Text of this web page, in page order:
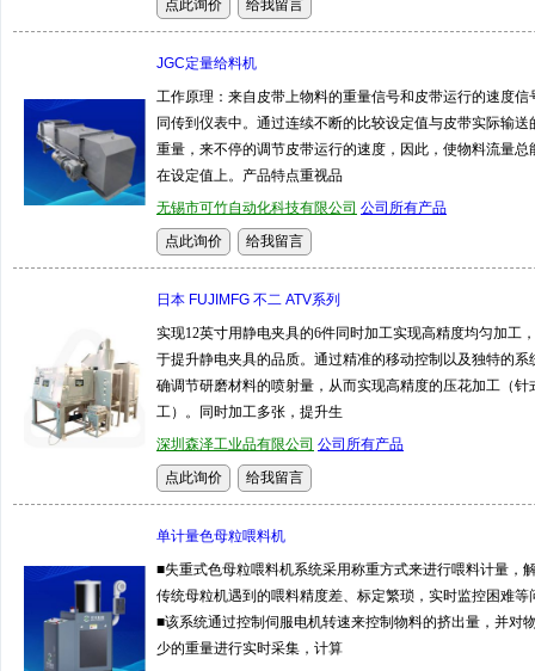
JGC定量给料机
工作原理：来自皮带上物料的重量信号和皮带运行的速度信
同传到仪表中。通过连续不断的比较设定值与皮带实际输送
重量，来不停的调节皮带运行的速度，因此，使物料流量总
在设定值上。产品特点重视品
无锡市可竹自动化科技有限公司 公司所有产品
日本 FUJIMFG 不二 ATV系列
实现12英寸用静电夹具的6件同时加工实现高精度均匀加工
于提升静电夹具的品质。通过精准的移动控制以及独特的系
确调节研磨材料的喷射量，从而实现高精度的压花加工（针
工）。同时加工多张，提升生
深圳森泽工业品有限公司 公司所有产品
单计量色母粒喂料机
■失重式色母粒喂料机系统采用称重方式来进行喂料计量，
传统母粒机遇到的喂料精度差、标定繁琐，实时监控困难等
■该系统通过控制伺服电机转速来控制物料的挤出量，并对
少的重量进行实时采集，计算